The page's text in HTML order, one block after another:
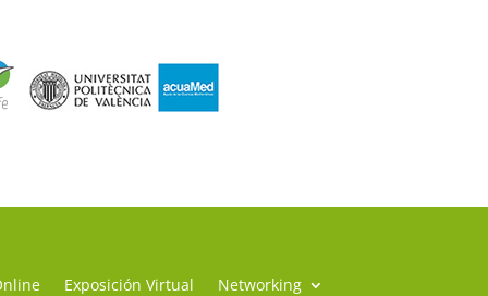
Exposición Virtual
Networking